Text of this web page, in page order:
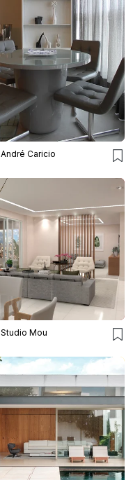
André Caricio
Studio Mou